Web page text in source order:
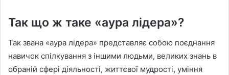
Так що ж таке «аура лідера»?
Так звана «аура лідера» представляє собою поєднання
навичок спілкування з іншими людьми, великих знань в
обраній сфері діяльності, життєвої мудрості, уміння